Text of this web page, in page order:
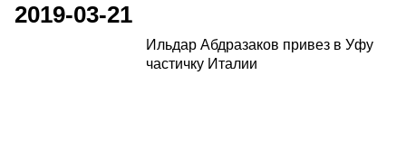
2019-03-21
Ильдар Абдразаков привез в Уфу
частичку Италии